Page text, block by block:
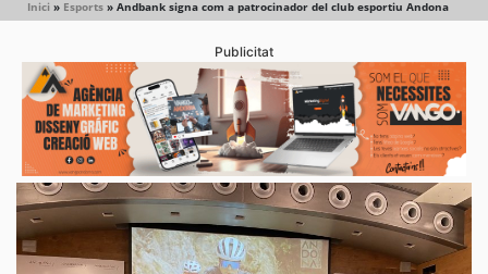
Inici » Esports » Andbank signa com a patrocinador del club esportiu Andona
Publicitat